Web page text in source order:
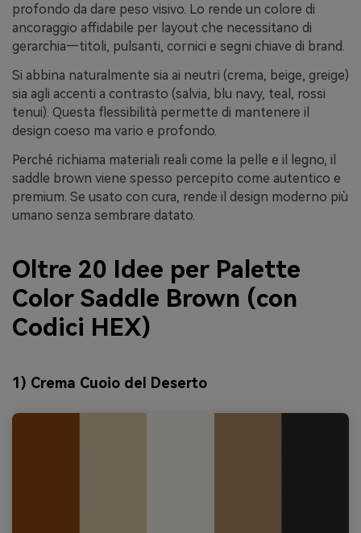
profondo da dare peso visivo. Lo rende un colore di
ancoraggio affidabile per layout che necessitano di
gerarchia—titoli, pulsanti, cornici e segni chiave di brand.
Si abbina naturalmente sia ai neutri (crema, beige, greige)
sia agli accenti a contrasto (salvia, blu navy, teal, rossi
tenui). Questa flessibilità permette di mantenere il
design coeso ma vario e profondo.
Perché richiama materiali reali come la pelle e il legno, il
saddle brown viene spesso percepito come autentico e
premium. Se usato con cura, rende il design moderno più
umano senza sembrare datato.
Oltre 20 Idee per Palette
Color Saddle Brown (con
Codici HEX)
1) Crema Cuoio del Deserto